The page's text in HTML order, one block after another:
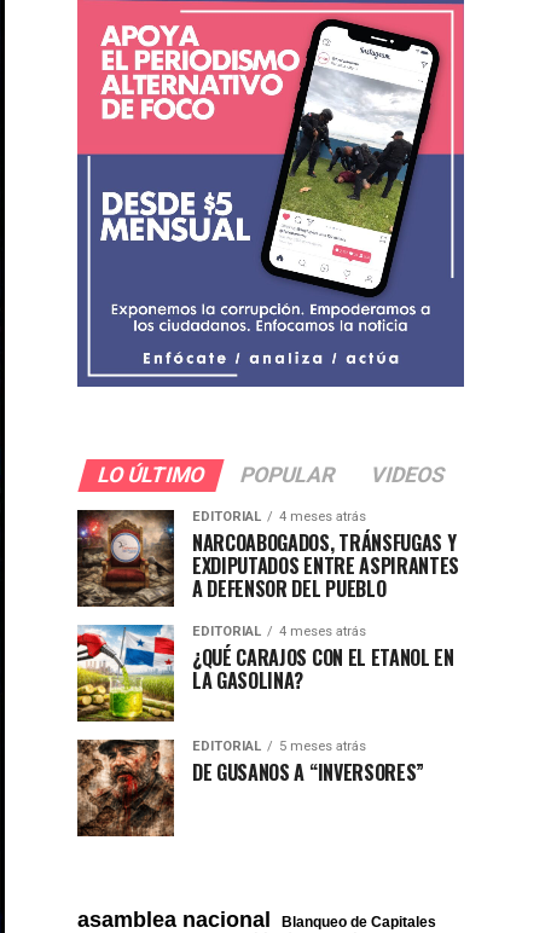
LO ÚLTIMO POPULAR VIDEOS
EDITORIAL 4 meses atrás
NARCOABOGADOS, TRÁNSFUGAS Y
EXDIPUTADOS ENTRE ASPIRANTES
A DEFENSOR DEL PUEBLO
EDITORIAL 4 meses atrás
¿QUÉ CARAJOS CON EL ETANOL EN
LA GASOLINA?
EDITORIAL 5 meses atrás
DE GUSANOS A “INVERSORES”
asamblea nacional Blanqueo de Capitales